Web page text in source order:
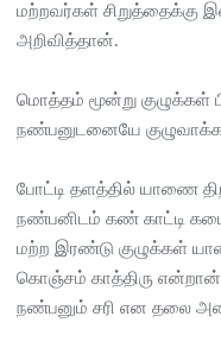
மற்றவர்கள் சிறுத்தைக்கு
அறிவித்தான்.
மொத்தம் மூன்று குழுக்கள்
நண்பனுடனையே
போட்டி தளத்தில் யாணை
நண்பனிடம் கண் காட்டி
மற்ற இரண்டு குழுக்கள்
கொஞ்சம் காத்திரு
நண்பனும் சரி என தலை